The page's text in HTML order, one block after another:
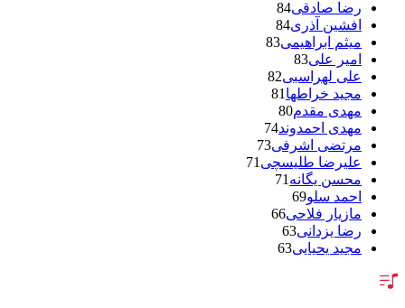
رضا صادقی84
افشین آذری84
میثم ابراهیمی83
امیر علی83
علی لهراسبی82
مجید خراطها 81
مهدی مقدم80
مهدی احمدوند74
مرتضی اشرفی73
علیرضا طلیسچی 71
محسن یگانه 71
احمد سلو69
مازیار فلاحی66
رضا یزدانی63
مجید یحیایی63